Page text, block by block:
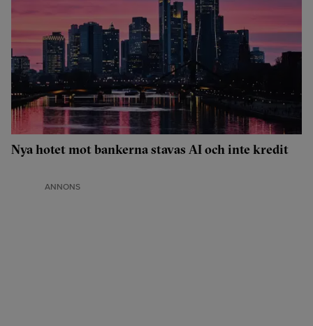
Nya hotet mot bankerna stavas AI och inte kredit
ANNONS